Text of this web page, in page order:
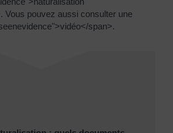
Vous pouvez aussi consulter une
span>.